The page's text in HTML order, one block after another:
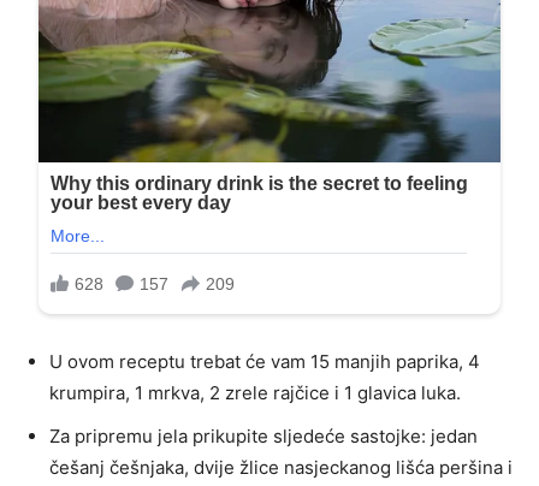
U ovom receptu trebat će vam 15 manjih paprika, 4
krumpira, 1 mrkva, 2 zrele rajčice i 1 glavica luka.
Za pripremu jela prikupite sljedeće sastojke: jedan
češanj češnjaka, dvije žlice nasjeckanog lišća peršina i